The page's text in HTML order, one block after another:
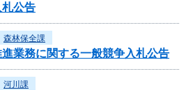
公告
森林保全課
業務に関する一般競争入札公告
河川課